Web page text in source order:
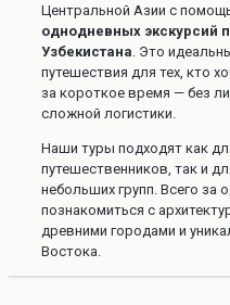
Центральной Азии с
однодневных экскурсий
Узбекистана . Это
путешествия для тех, кто
за короткое время — без
сложной логистики.
Наши туры подходят как
путешественников, так и
небольших групп. Всего за
познакомиться с
древними городами и
Востока.